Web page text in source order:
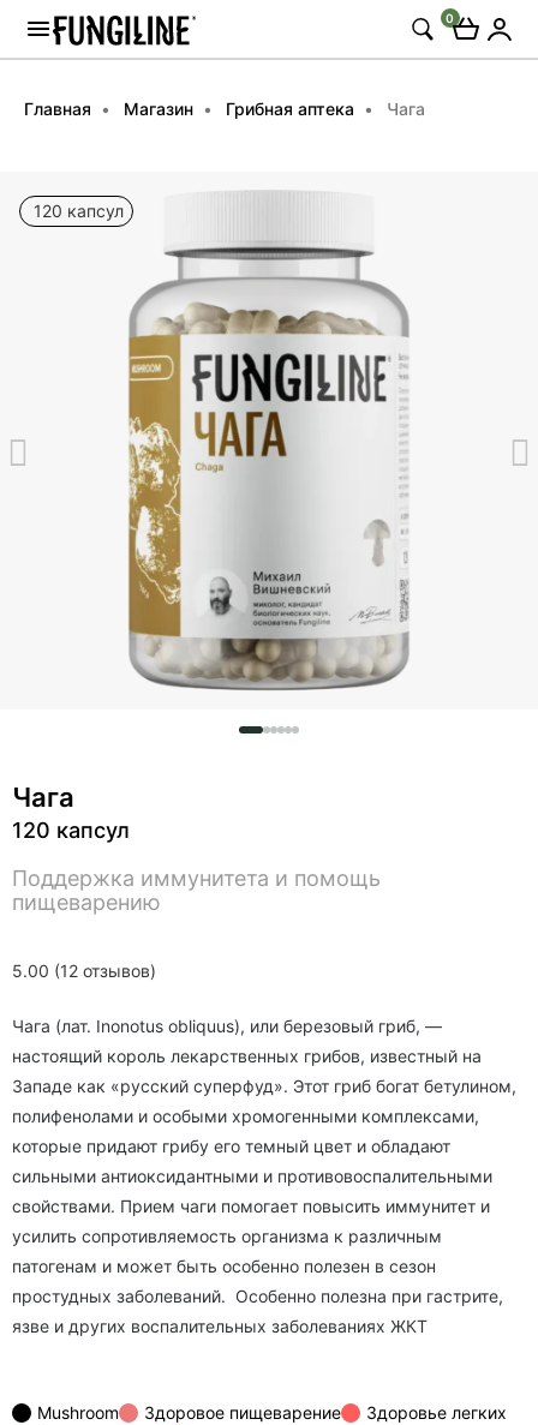
0
Главная Магазин Грибная аптека Чага
120 капсул
5.00 (12 отзывов)
Чага
120 капсул
Поддержка иммунитета и помощь
пищеварению
Чага (лат. Inonotus obliquus), или березовый гриб, —
настоящий король лекарственных грибов, известный на
Западе как «русский суперфуд». Этот гриб богат бетулином,
полифенолами и особыми хромогенными комплексами,
которые придают грибу его темный цвет и обладают
сильными антиоксидантными и противовоспалительными
свойствами. Прием чаги помогает повысить иммунитет и
усилить сопротивляемость организма к различным
патогенам и может быть особенно полезен в сезон
простудных заболеваний. Особенно полезна при гастрите,
язве и других воспалительных заболеваниях ЖКТ
Mushroom Здоровое пищеварение
Здоровье легких